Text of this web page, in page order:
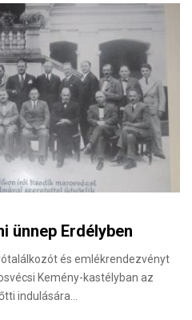
ünnep Erdélyben
és emlékrendezvényt
Kemény-kastélyban az
indulására…